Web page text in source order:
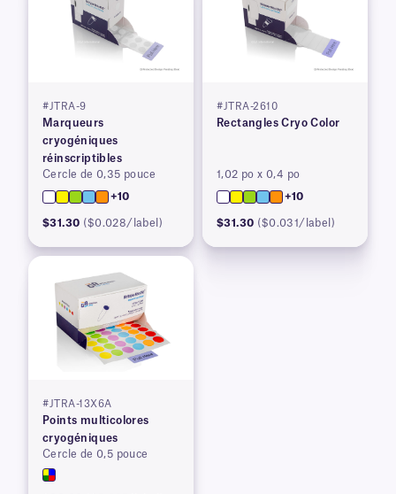
#JTRA-9
Marqueurs
cryogéniques
réinscriptibles
Cercle de 0,35 pouce
+10
$31.30 ($0.028/label)
#JTRA-2610
Rectangles Cryo Color
1,02 po x 0,4 po
+10
$31.30 ($0.031/label)
#JTRA-13X6A
Points multicolores
cryogéniques
Cercle de 0,5 pouce